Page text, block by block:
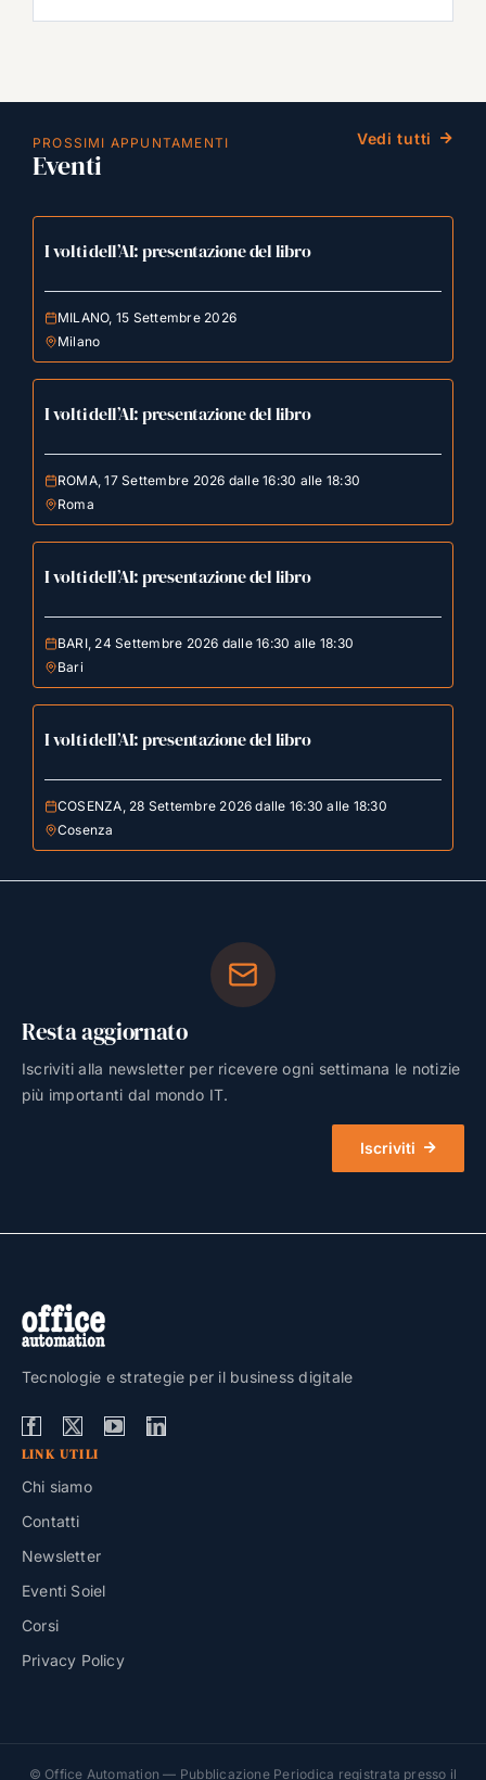
PROSSIMI APPUNTAMENTI
Eventi
Vedi tutti
I volti dell’AI: presentazione del libro
MILANO, 15 Settembre 2026
Milano
I volti dell’AI: presentazione del libro
ROMA, 17 Settembre 2026 dalle 16:30 alle 18:30
Roma
I volti dell’AI: presentazione del libro
BARI, 24 Settembre 2026 dalle 16:30 alle 18:30
Bari
I volti dell’AI: presentazione del libro
COSENZA, 28 Settembre 2026 dalle 16:30 alle 18:30
Cosenza
Resta aggiornato
Iscriviti alla newsletter per ricevere ogni settimana le notizie
più importanti dal mondo IT.
Iscriviti
Tecnologie e strategie per il business digitale
LINK UTILI
Chi siamo
Contatti
Newsletter
Eventi Soiel
Corsi
Privacy Policy
© Office Automation — Pubblicazione Periodica registrata presso il